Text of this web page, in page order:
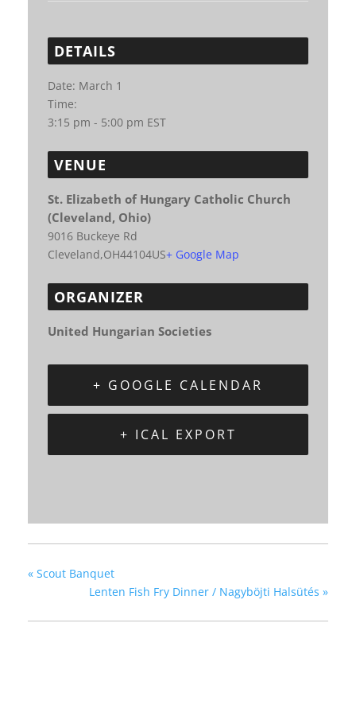
DETAILS
Date: March 1
Time:
3:15 pm - 5:00 pm EST
VENUE
St. Elizabeth of Hungary Catholic Church
(Cleveland, Ohio)
9016 Buckeye Rd
Cleveland,OH44104US+ Google Map
ORGANIZER
United Hungarian Societies
+ GOOGLE CALENDAR
+ ICAL EXPORT
« Scout Banquet
Lenten Fish Fry Dinner / Nagyböjti Halsütés »